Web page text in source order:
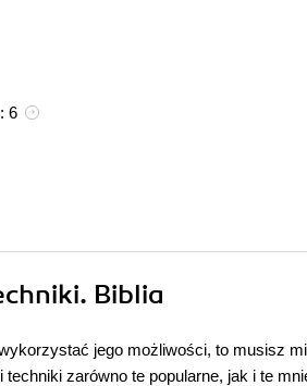
6
Biblia
jego możliwości, to musisz
zarówno te popularne, jak i te